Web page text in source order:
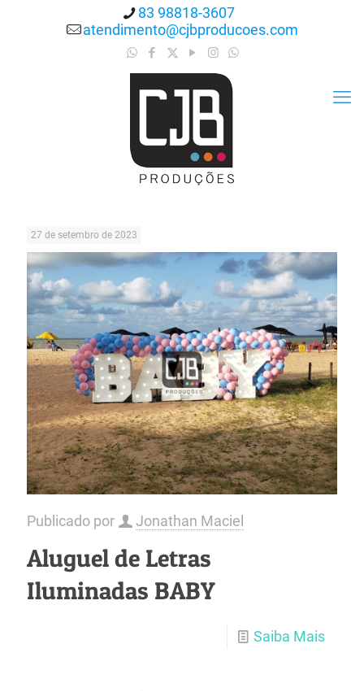
83 98818-3607
atendimento@cjbproducoes.com
27 de setembro de 2023
Publicado por Jonathan Maciel
Aluguel de Letras
Iluminadas BABY
Saiba Mais